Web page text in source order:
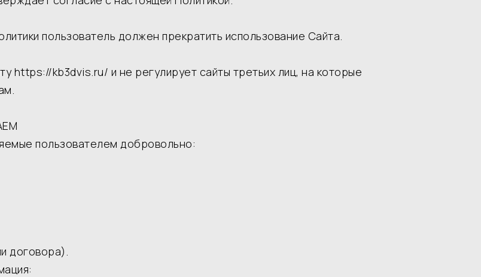
пользователь должен прекратить использование Сайта.
https://kb3dvis.ru/ и не регулирует сайты третьих лиц, на которые
пользователем добровольно:
договора).